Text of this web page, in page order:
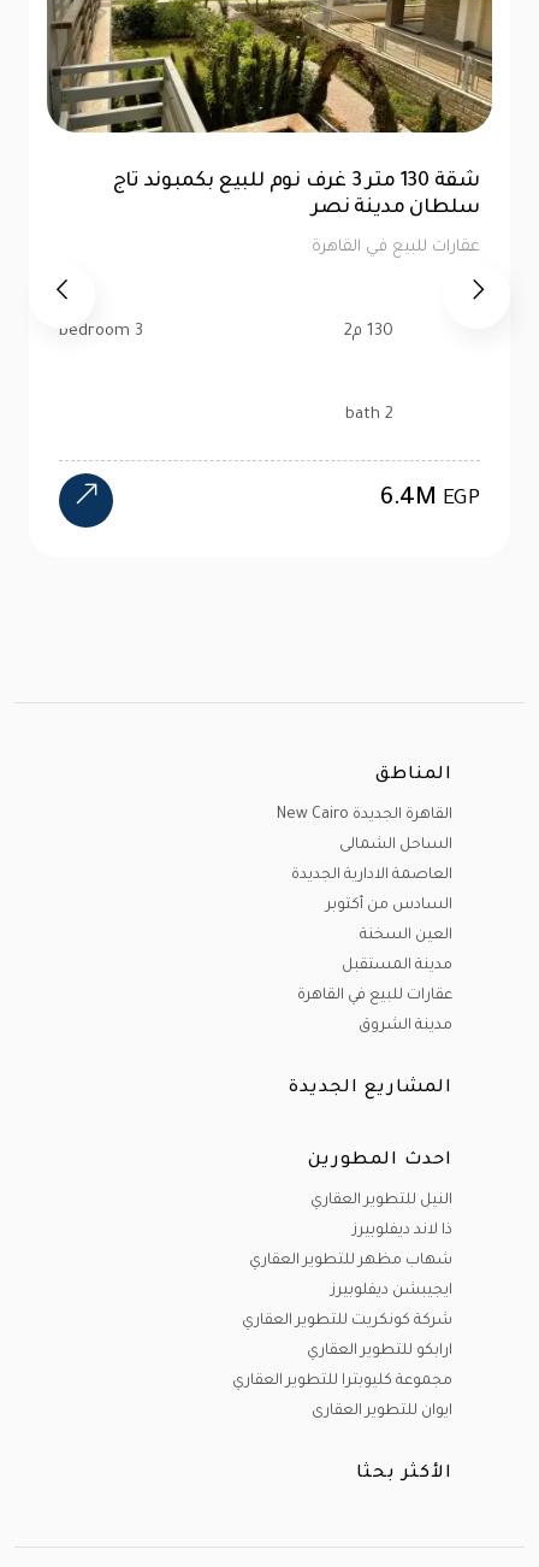
مثلث ماسبيرو مكتب للبيع 75 متر بأقساط
تصل إلي 3 سنوات | سيتي إيدج
عقارات للبيع في القاهرة
75 م2 bath
2.7M
المناطق
القاهرة الجديدة New Cairo
الساحل الشمالى
العاصمة الادارية الجديدة
السادس من أكتوبر
العين السخنة
مدينة المستقبل
عقارات للبيع في القاهرة
مدينة الشروق
المشاريع الجديدة
احدث المطورين
النيل للتطوير العقاري
ذا لاند ديفلوبيرز
شهاب مظهر للتطوير العقاري
ايجيبشن ديفلوبيرز
شركة كونكريت للتطوير العقاري
ارابكو للتطوير العقاري
مجموعة كليوبترا للتطوير العقاري
ايوان للتطوير العقارى
الأكثر بحثا